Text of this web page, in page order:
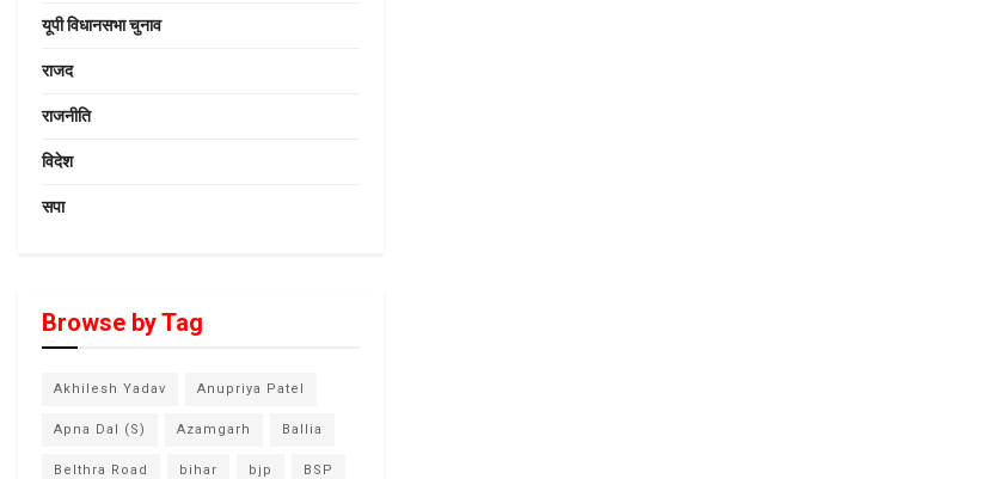
यूपी विधानसभा चुनाव
राजद
राजनीति
विदेश
सपा
Browse by Tag
Akhilesh Yadav Anupriya Patel
Apna Dal (S) Azamgarh Ballia
Belthra Road bihar bjp BSP